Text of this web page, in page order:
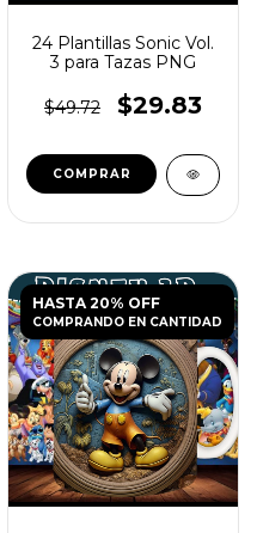
24 Plantillas Sonic Vol.
3 para Tazas PNG
$49.72 $29.83
HASTA 20% OFF
COMPRANDO EN CANTIDAD